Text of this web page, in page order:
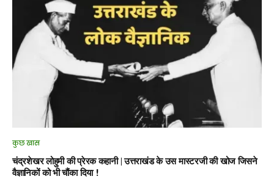
कुछ खास
चंद्रशेखर लोहुमी की प्रेरक कहानी | उत्तराखंड के उस मास्टरजी की खोज जिसने
वैज्ञानिकों को भी चौंका दिया !